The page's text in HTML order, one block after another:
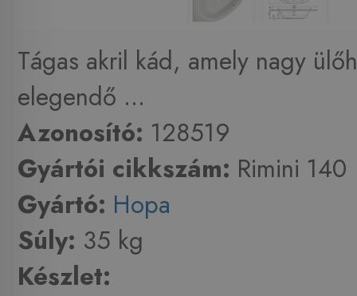
Tágas akril kád, amely nagy
elegendő ...
Azonosító: 128519
Gyártói cikkszám: Rimini 140
Gyártó: Hopa
Súly: 35 kg
Készlet: